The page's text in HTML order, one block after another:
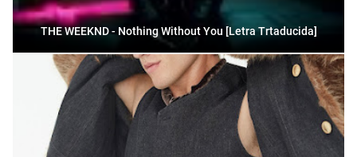
THE WEEKND - Nothing Without You [Letra Trtaducida]